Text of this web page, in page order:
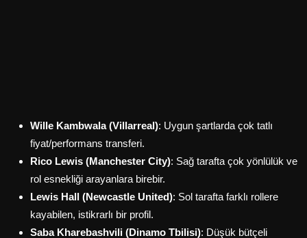
Wille Kambwala (Villarreal): Uygun şartlarda çok tatlı
fiyat/performans transferi.
Rico Lewis (Manchester City): Sağ tarafta çok yönlülük ve
rol esnekliği arayanlara birebir.
Lewis Hall (Newcastle United): Sol tarafta farklı rollere
kayabilen, istikrarlı bir profil.
Saba Kharebashvili (Dinamo Tbilisi): Düşük bütçeli